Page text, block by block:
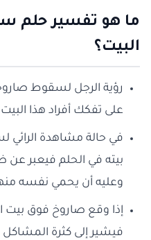
ما هو تفسير حلم
البيت؟
رؤية الرجل لسقوط
على تفكك أفراد هذا
في حالة مشاهدة
بيته في الحلم فيعبر
وعليه أن يحمي نفسه
إذا وقع صاروخ فوق بيت
فيشير إلى كثرة المشاكل